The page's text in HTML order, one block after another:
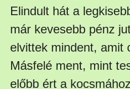
Elindult hát a
már kevesebb pénz
elvittek mindent, amit
Másfelé ment, mint
előbb ért a